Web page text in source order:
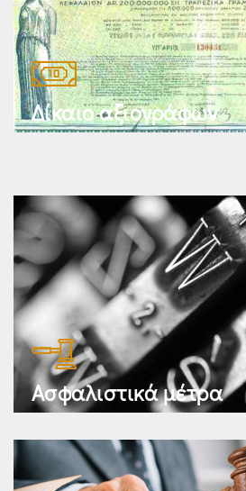
Δίκαιο αξιογράφων
Ασφαλιστικά μέτρα